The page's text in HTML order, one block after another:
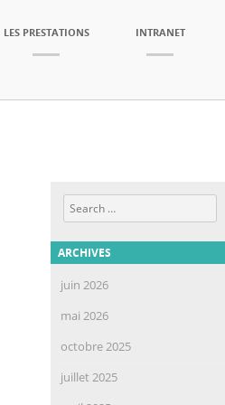
LES PRESTATIONS INTRANET
Search
ARCHIVES
juin 2026
mai 2026
octobre 2025
juillet 2025